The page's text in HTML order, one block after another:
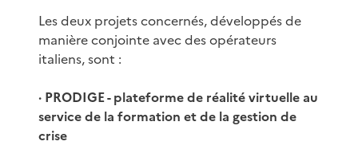
Les deux projets concernés, développés de
manière conjointe avec des opérateurs
italiens, sont :
· PRODIGE - plateforme de réalité virtuelle au
service de la formation et de la gestion de
crise